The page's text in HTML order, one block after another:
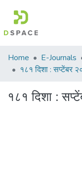
Communities
&
All of DSpace
Home E-Journals
१८१ दिशा : सप्टेंबर
१८१ दिशा :